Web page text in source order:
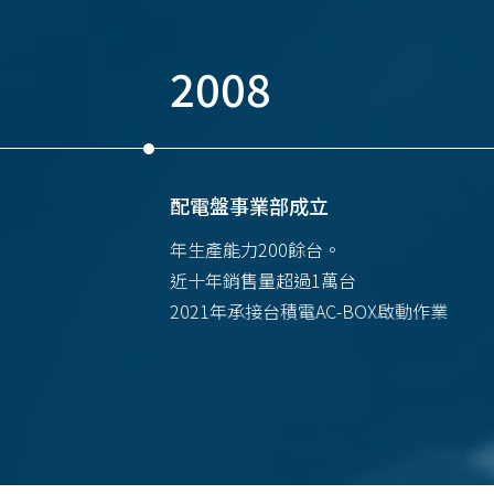
2008
配電盤事業部成立
年生產能力200餘台。
近十年銷售量超過1萬台
2021年承接台積電AC-BOX啟動作業